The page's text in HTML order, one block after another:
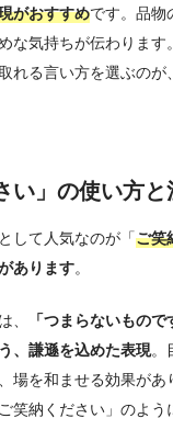
がおすすめです。品物
な気持ちが伝わります
れる言い方を選ぶのが
い」の使い方
して人気なのが「ご笑
あります。
、
「つまらないもの
、謙遜を込めた表現。
場を和ませる効果があ
笑納ください」のよう